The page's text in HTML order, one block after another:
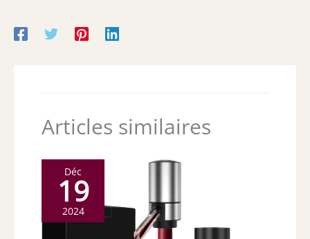
Articles similaires
Déc
19
2024